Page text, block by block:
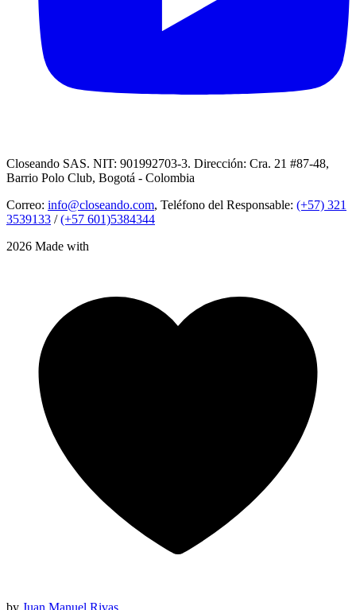
Closeando SAS. NIT: 901992703-3. Dirección: Cra. 21 #87-48,
Barrio Polo Club, Bogotá - Colombia
Correo: info@closeando.com, Teléfono del Responsable: (+57) 321
3539133 /(+57 601)5384344
2026 Made with
by Juan Manuel Rivas